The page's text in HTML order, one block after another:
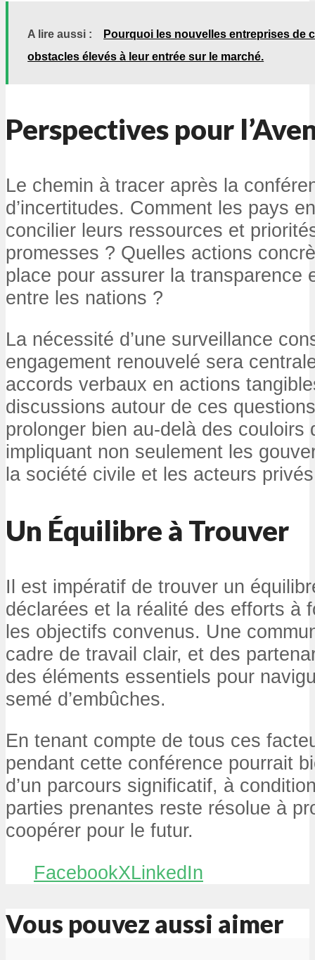
A lire aussi :
Pourquoi les nouvelles entreprises de
obstacles élevés à leur entrée sur le marché.
Perspectives pour
Le chemin à tracer après la
d’incertitudes. Comment les pays
concilier leurs ressources et
promesses ? Quelles actions
place pour assurer la transparence
entre les nations ?
La nécessité d’une surveillance
engagement renouvelé sera
accords verbaux en actions
discussions autour de ces
prolonger bien au-delà des couloirs
impliquant non seulement les
la société civile et les acteurs
Un Équilibre à Trouver
Il est impératif de trouver un
déclarées et la réalité des efforts à
les objectifs convenus. Une
cadre de travail clair, et des
des éléments essentiels pour
semé d’embûches.
En tenant compte de tous ces
pendant cette conférence pourrait
d’un parcours significatif, à
parties prenantes reste résolue à
coopérer pour le futur.
FacebookXLinkedIn
Vous pouvez aussi aimer